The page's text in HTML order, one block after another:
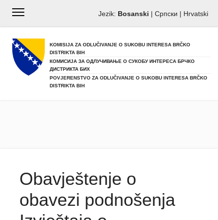
Jezik: Bosanski | Српски | Hrvatski
KOMISIJA ZA ODLUČIVANJE O SUKOBU INTERESA BRČKO
DISTRIKTA BIH
КОМИСИЈА ЗА ОДЛУЧИВАЊЕ О СУКОБУ ИНТЕРЕСА БРЧКО
ДИСТРИКТА БИХ
POVJERENSTVO ZA ODLUČIVANJE O SUKOBU INTERESA BRČKO
DISTRIKTA BIH
Obavještenje o
obavezi podnošenja